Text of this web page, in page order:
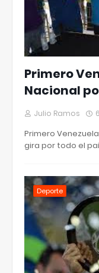
Primero
Nacional
Julio Ramos
Primero
gira por todo el
Deporte